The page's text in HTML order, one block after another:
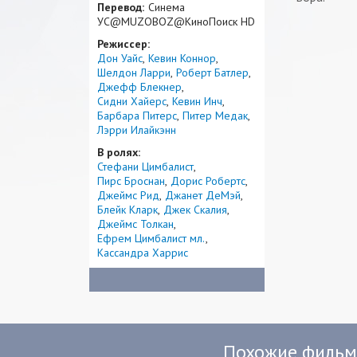
Перевод: Синема
УС@MUZOBOZ@КиноПоиск HD
Режиссер:
Дон Уайс Кевин Коннор
Шелдон Ларри Роберт Батлер
Джефф Блекнер
Сидни Хайерс Кевин Инч
Барбара Питерс Питер Медак
Лэрри Илайкэнн
В ролях:
Стефани Цимбалист
Пирс Броснан Дорис Робертс
Джеймс Рид Джанет ДеМэй
Блейк Кларк Джек Скалия
Джеймс Толкан
Ефрем Цимбалист мл.
Кассандра Харрис
Похожие